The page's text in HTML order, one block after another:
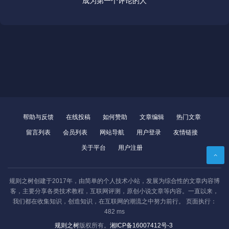
帮助与反馈 在线投稿 如何赞助 文章编辑 热门文章
留言列表 会员列表 网站导航 用户登录 友情链接
关于平台 用户注册
规则之树创建于2017年，由简单的个人技术小站，发展为综合性的文章内容博
客，主要分享各类技术教程，互联网评测，原创小说文章等内容。一直以来，
我们都在收集知识，创造知识，在互联网的潮流之中努力前行。 页面执行：
482 ms
规则之树版权所有。 湘ICP备16007412号-3